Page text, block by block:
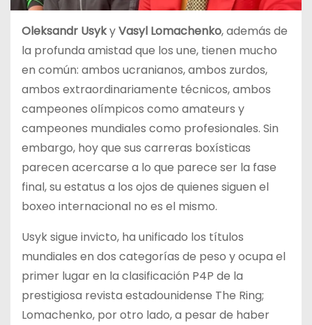
Oleksandr UsykyVasyl Lomachenko, además de
la profunda amistad que los une, tienen mucho
en común: ambos ucranianos, ambos zurdos,
ambos extraordinariamente técnicos, ambos
campeones olímpicos como amateurs y
campeones mundiales como profesionales. Sin
embargo, hoy que sus carreras boxísticas
parecen acercarse a lo que parece ser la fase
final, su estatus a los ojos de quienes siguen el
boxeo internacional no es el mismo.
Usyk sigue invicto, ha unificado los títulos
mundiales en dos categorías de peso y ocupa el
primer lugar en la clasificación P4P de la
prestigiosa revista estadounidense The Ring;
Lomachenko, por otro lado, a pesar de haber